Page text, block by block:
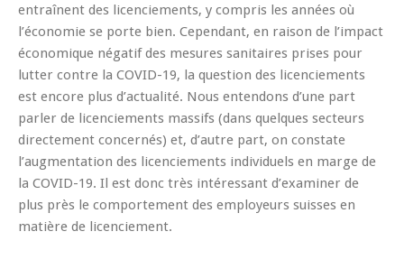
entraînent des licenciements, y compris les années où
l’économie se porte bien. Cependant, en raison de l’impact
économique négatif des mesures sanitaires prises pour
lutter contre la COVID-19, la question des licenciements
est encore plus d’actualité. Nous entendons d’une part
parler de licenciements massifs (dans quelques secteurs
directement concernés) et, d’autre part, on constate
l’augmentation des licenciements individuels en marge de
la COVID-19. Il est donc très intéressant d’examiner de
plus près le comportement des employeurs suisses en
matière de licenciement.